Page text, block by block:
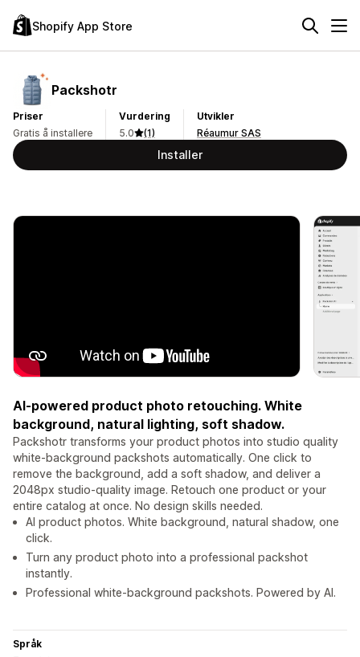
Shopify App Store
Packshotr
Priser
Gratis å installere
Vurdering
5.0
(1)
Utvikler
Réaumur SAS
Installer
AI-powered product photo retouching. White
background, natural lighting, soft shadow.
Packshotr transforms your product photos into studio quality
white-background packshots automatically. One click to
remove the background, add a soft shadow, and deliver a
2048px studio-quality image. Retouch one product or your
entire catalog at once. No design skills needed.
AI product photos. White background, natural shadow, one
click.
Turn any product photo into a professional packshot
instantly.
Professional white-background packshots. Powered by AI.
Språk